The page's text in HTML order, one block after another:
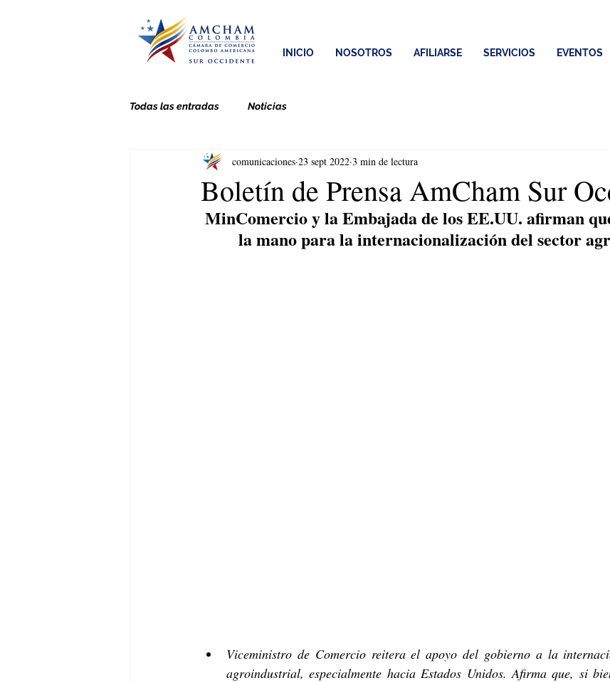
INICIO NOSOTROS AFILIARSE SERVICIOS EVENTOS
Todas las entradas Noticias
Boletín de Prensa AmCham Sur
comunicaciones 23 sept 2022 3 min de lectura
MinComercio y la Embajada de los EE.UU. afirman
la mano para la internacionalización del sector
Viceministro de Comercio reitera el apoyo del gobierno a la
agroindustrial, especialmente hacia Estados Unidos. Afirma que, si